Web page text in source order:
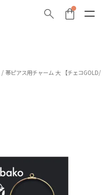
/ 帯ピアス用チャーム 大 【チェコGOLD/